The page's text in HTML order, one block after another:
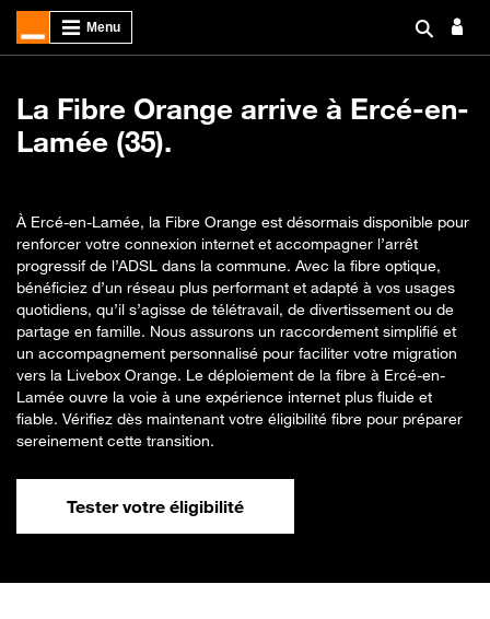
La Fibre Orange arrive à Ercé-en-
Lamée (35).
À Ercé-en-Lamée, la Fibre Orange est désormais disponible pour
renforcer votre connexion internet et accompagner l’arrêt
progressif de l’ADSL dans la commune. Avec la fibre optique,
bénéficiez d’un réseau plus performant et adapté à vos usages
quotidiens, qu’il s’agisse de télétravail, de divertissement ou de
partage en famille. Nous assurons un raccordement simplifié et
un accompagnement personnalisé pour faciliter votre migration
vers la Livebox Orange. Le déploiement de la fibre à Ercé-en-
Lamée ouvre la voie à une expérience internet plus fluide et
fiable. Vérifiez dès maintenant votre éligibilité fibre pour préparer
sereinement cette transition.
Tester votre éligibilité